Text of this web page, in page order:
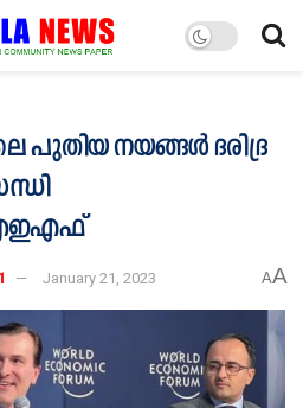
പുതിയ നയങ്ങള്‍ ദരിദ്ര
January 21, 2023 AA